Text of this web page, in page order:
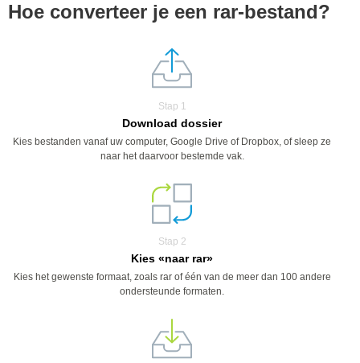
Hoe converteer je een rar-bestand?
Stap 1
Download dossier
Kies bestanden vanaf uw computer, Google Drive of Dropbox, of sleep ze
naar het daarvoor bestemde vak.
Stap 2
Kies «naar rar»
Kies het gewenste formaat, zoals rar of één van de meer dan 100 andere
ondersteunde formaten.